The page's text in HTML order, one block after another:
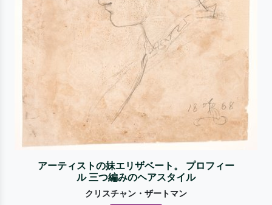
アーティストの妹エリザベート。 プロフィー
ル 三つ編みのヘアスタイル
クリスチャン・ザートマン